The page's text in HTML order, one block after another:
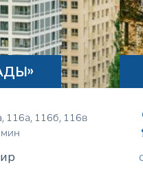
116а, 116б, 116в